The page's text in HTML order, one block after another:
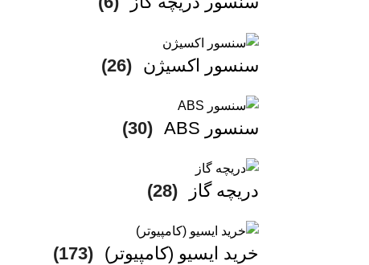
سنسور اکسیژن (26)
سنسور ABS (30)
دریچه گاز (28)
خرید ایسیو (کامپیوتر) (173)